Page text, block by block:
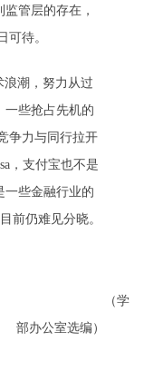
管层的存在，
可待。
浪潮，努力从过
一些抢占先机的
争力与同行拉开
，支付宝也不是
一些金融行业的
前仍难见分晓。
（学
部办公室选编）